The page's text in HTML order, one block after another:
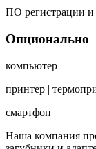
ПО регистрации и
Опционально
компьютер
принтер |
смартфон
Наша компания